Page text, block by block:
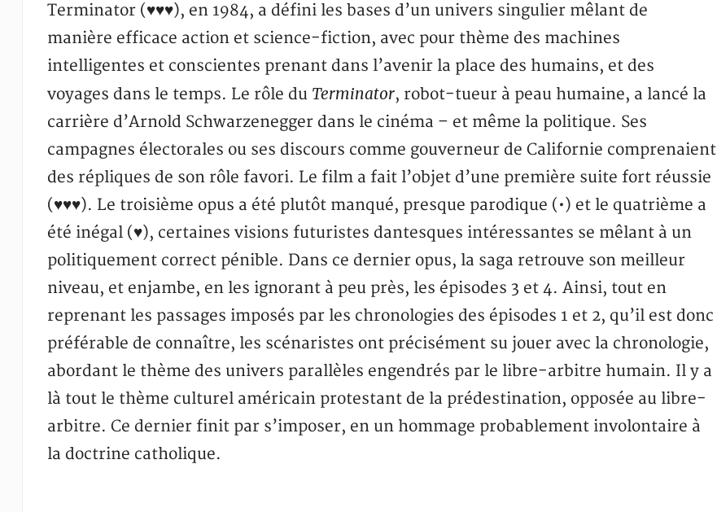
Terminator (♥♥♥), en 1984, a défini les bases d’un univers singulier mêlant de
manière efficace action et science-fiction, avec pour thème des machines
intelligentes et conscientes prenant dans l’avenir la place des humains, et des
voyages dans le temps. Le rôle du Terminator, robot-tueur à peau humaine, a lancé la
carrière d’Arnold Schwarzenegger dans le cinéma – et même la politique. Ses
campagnes électorales ou ses discours comme gouverneur de Californie comprenaient
des répliques de son rôle favori. Le film a fait l’objet d’une première suite fort réussie
(♥♥♥). Le troisième opus a été plutôt manqué, presque parodique (•) et le quatrième a
été inégal (♥), certaines visions futuristes dantesques intéressantes se mêlant à un
politiquement correct pénible. Dans ce dernier opus, la saga retrouve son meilleur
niveau, et enjambe, en les ignorant à peu près, les épisodes 3 et 4. Ainsi, tout en
reprenant les passages imposés par les chronologies des épisodes 1 et 2, qu’il est donc
préférable de connaître, les scénaristes ont précisément su jouer avec la chronologie,
abordant le thème des univers parallèles engendrés par le libre-arbitre humain. Il y a
là tout le thème culturel américain protestant de la prédestination, opposée au libre-
arbitre. Ce dernier finit par s’imposer, en un hommage probablement involontaire à
la doctrine catholique.